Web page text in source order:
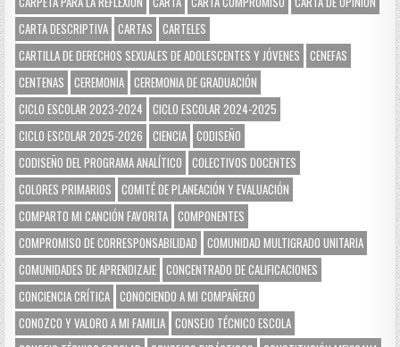
CARTA DESCRIPTIVA CARTAS
CARTELES
CARTILLA DE DERECHOS SEXUALES DE ADOLESCENTES Y JÓVENES
CENEFAS
CENTENAS
CEREMONIA CEREMONIA DE GRADUACIÓN
CICLO ESCOLAR 2023-2024
CICLO ESCOLAR 2024-2025
CICLO ESCOLAR 2025-2026
CIENCIA CODISEÑO
CODISEÑO DEL PROGRAMA ANALÍTICO
COLECTIVOS DOCENTES
COLORES PRIMARIOS
COMITÉ DE PLANEACIÓN Y EVALUACIÓN
COMPARTO MI CANCIÓN FAVORITA COMPONENTES
COMPROMISO DE CORRESPONSABILIDAD
COMUNIDAD MULTIGRADO UNITARIA
COMUNIDADES DE APRENDIZAJE CONCENTRADO DE CALIFICACIONES
CONCIENCIA CRÍTICA CONOCIENDO A MI COMPAÑERO
CONOZCO Y VALORO A MI FAMILIA CONSEJO TÉCNICO ESCOLA